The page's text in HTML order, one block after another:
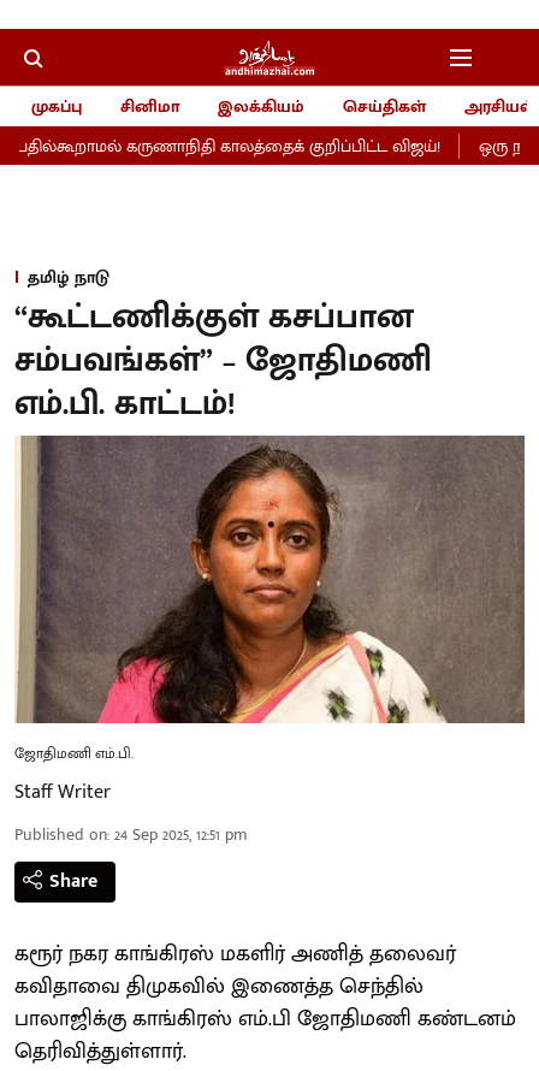
முகப்பு சினிமா இலக்கியம் செய்திகள்
அரசியல்
கருணாநிதி காலத்தைக் குறிப்பிட்ட விஜய்!
ஒரு நல்ல
தமிழ் நாடு
“கூட்டணிக்குள் கசப்பான
சம்பவங்கள்” – ஜோதிமணி
எம்.பி. காட்டம்!
ஜோதிமணி எம்.பி.
Staff Writer
Published on:24 Sep 2025, 12:51 pm
Share
கரூர் நகர காங்கிரஸ் மகளிர் அணித் தலைவர்
கவிதாவை திமுகவில் இணைத்த செந்தில்
பாலாஜிக்கு காங்கிரஸ் எம்.பி ஜோதிமணி கண்டனம்
தெரிவித்துள்ளார்.